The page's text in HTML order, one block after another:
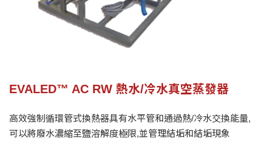
EVALED™ AC RW 熱水/冷水真空蒸發器
高效強制循環管式換熱器具有水平管和通過熱/冷水交換能量,
可以將廢水濃縮至鹽溶解度極限,並管理結垢和結垢現象